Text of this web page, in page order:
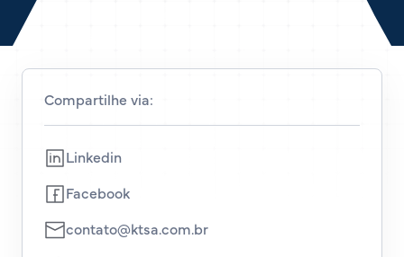
Compartilhe via:
Linkedin
Facebook
contato@ktsa.com.br